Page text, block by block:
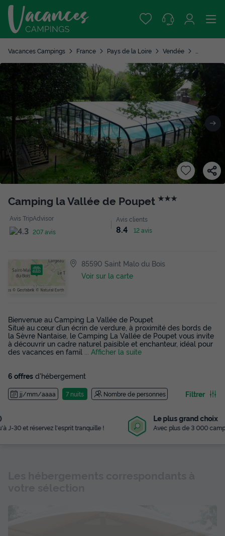
Vacances Campings France Pays de la Loire Vendée
Camping la Vallée de Poupet ★★★
Avis TripAdvisor
207 avis
Avis clients
8.4 12 avis
85590 Saint Malo du Bois
Voir sur la carte
Bienvenue au Camping La Vallée de Poupet
Situé au cœur d’un écrin de verdure, à proximité des bords de
la Sèvre Nantaise, le Camping La Vallée de Poupet vous invite
à découvrir un cadre naturel paisible et enchanteur, idéal pour
des vacances en famil
... Afficher la suite
6 offres d'hébergement
jj/mm/aaaa 7 nuits Nombre de personnes Filtrer
Avec plus de 3 000 campings référencés